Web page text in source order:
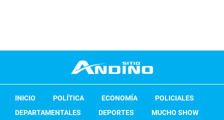
INICIO POLÍTICA ECONOMÍA
POLICIALES
DEPARTAMENTALES
DEPORTES MUCHO SHOW